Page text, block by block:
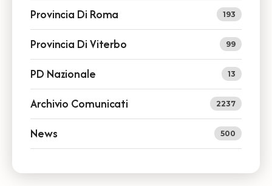
Provincia Di Roma 193
Provincia Di Viterbo 99
PD Nazionale 13
Archivio Comunicati 2237
News 500